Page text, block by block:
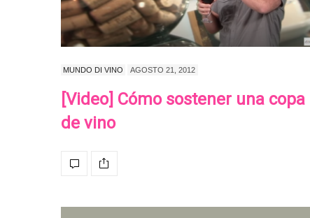
MUNDO DI VINO AGOSTO 21, 2012
[Video] Cómo sostener una copa
de vino